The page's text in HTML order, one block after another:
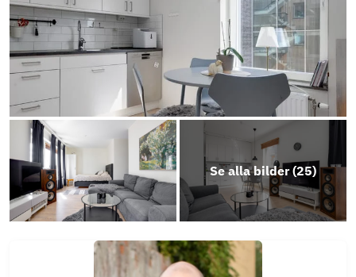
Se alla bilder (25)